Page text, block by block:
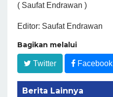
( Saufat Endrawan )
Editor: Saufat Endrawan
Bagikan melalui
Twitter Facebook
Berita Lainnya